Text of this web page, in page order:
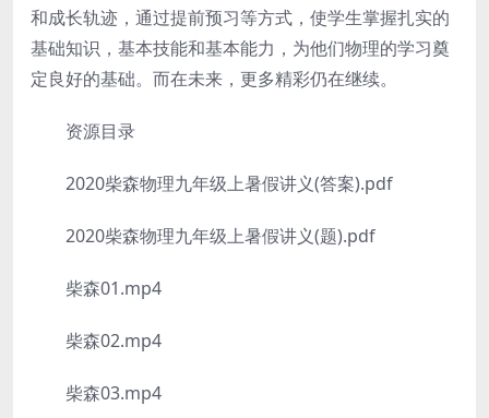
和成长轨迹，通过提前预习等方式，使学生掌握扎实的
基础知识，基本技能和基本能力，为他们物理的学习奠
定良好的基础。而在未来，更多精彩仍在继续。
资源目录
2020柴森物理九年级上暑假讲义(答案).pdf
2020柴森物理九年级上暑假讲义(题).pdf
柴森01.mp4
柴森02.mp4
柴森03.mp4